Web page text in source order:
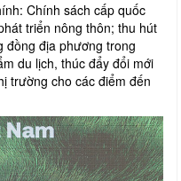
Chính sách cấp quốc
triển nông thôn; thu hút
đồng địa phương trong
du lịch, thúc đẩy đổi mới
trường cho các điểm đến